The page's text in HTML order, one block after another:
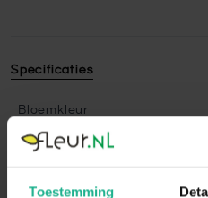
Toestemming
Specificaties
Bloemkleur
Bloeitijd